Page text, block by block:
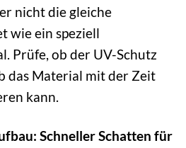
nicht die gleiche
wie ein speziell
Prüfe, ob der UV-Schutz
das Material mit der Zeit
kann.
Schneller Schatten für